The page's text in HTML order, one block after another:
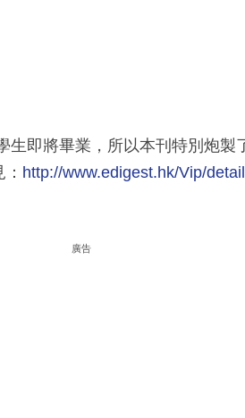
即將畢業，所以本刊特別炮製
http://www.edigest.hk/Vip/
廣告